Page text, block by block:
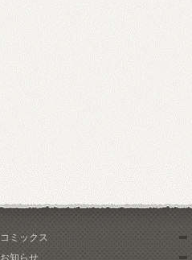
コミックス
お知らせ